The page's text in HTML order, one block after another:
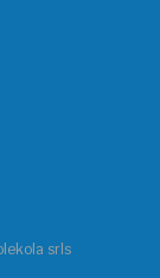
srls